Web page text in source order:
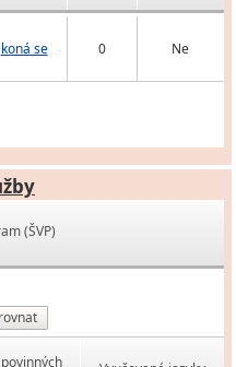
koná se 0 Ne
(ŠVP)